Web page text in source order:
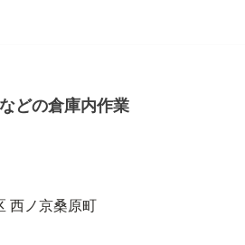
どの倉庫内作業
西ノ京桑原町